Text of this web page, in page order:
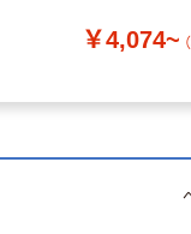
￥4,074~